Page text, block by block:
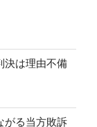
決は理由不備
る当方敗訴